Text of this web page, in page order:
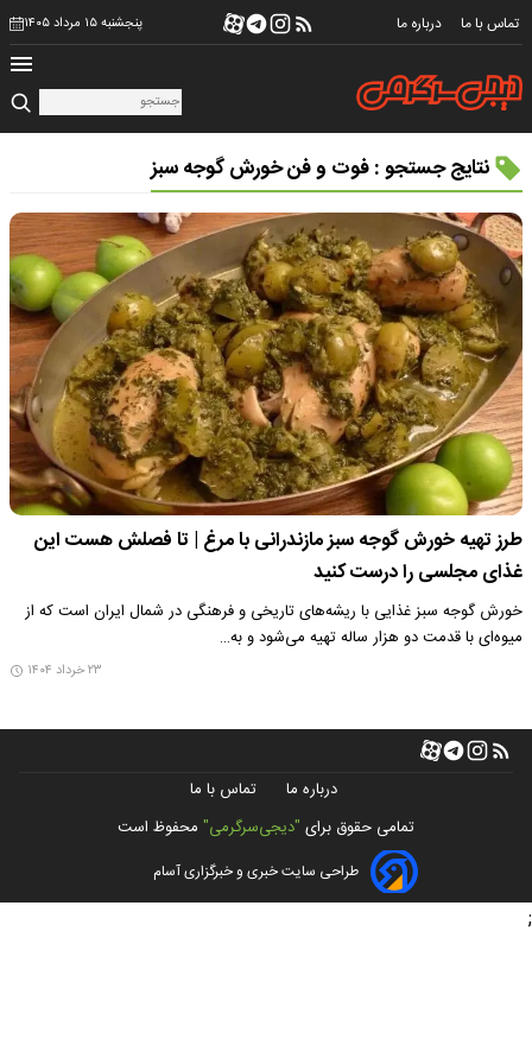
تماس با ما درباره ما پنجشنبه ۱۵ مرداد ۱۴۰۵
نتایج جستجو : فوت و فن خورش گوجه سبز
طرز تهیه خورش گوجه سبز مازندرانی با مرغ | تا فصلش هست این
غذای مجلسی را درست کنید
خورش گوجه سبز غذایی با ریشه‌های تاریخی و فرهنگی در شمال ایران است که از
میوه‌ای با قدمت دو هزار ساله تهیه می‌شود و به…
۲۳ خرداد ۱۴۰۴
درباره ما
تماس با ما
تمامی حقوق برای "دیجی‌سرگرمی" محفوظ است
طراحی سایت خبری و خبرگزاری آسام
;